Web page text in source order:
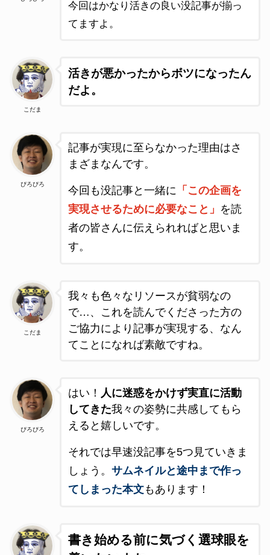
今回はかなり活きの良い没記事が揃っ
てますよ。
こだま
活きが悪かったからボツになったん
だよ。
ぴろぴろ
記事が実現に至らなかった理由はさ
まざまなんです。
今回も没記事と一緒に 「この企画を
実現させるために必要なこと」 を読
者の皆さんに伝えられればと思いま
す。
こだま
我々も色々なリソースが貧弱なの
で…、これを読んでくださった方の
ご協力により記事が実現する、なん
てことになれば素敵ですね。
ぴろぴろ
はい！ 人に迷惑をかけず実直に活動
してきた我々の姿勢に共感してもら
えると嬉しいです。
それでは早速没記事を5つ見ていきま
しょう。 サムネイルと途中まで作っ
てしまった本文もあります！
書き始める前に気づく選球眼を